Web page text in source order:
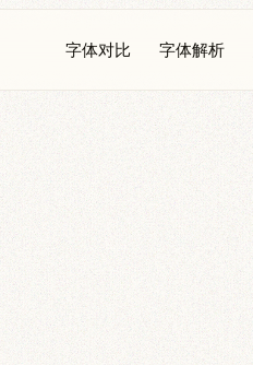
字体对比 字体解析